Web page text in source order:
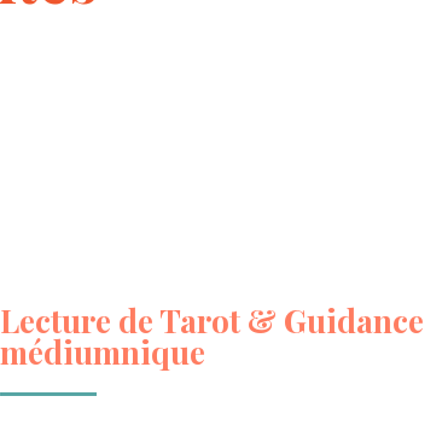
Lecture de Tarot & Guidance
médiumnique